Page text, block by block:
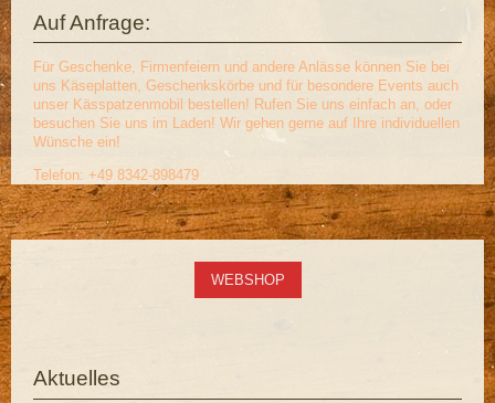
Auf Anfrage:
Für Geschenke, Firmenfeiern und andere Anlässe können Sie bei
uns Käseplatten, Geschenkskörbe und für besondere Events auch
unser Kässpatzenmobil bestellen! Rufen Sie uns einfach an, oder
besuchen Sie uns im Laden! Wir gehen gerne auf Ihre individuellen
Wünsche ein!
Telefon: +49 8342-898479
WEBSHOP
Aktuelles